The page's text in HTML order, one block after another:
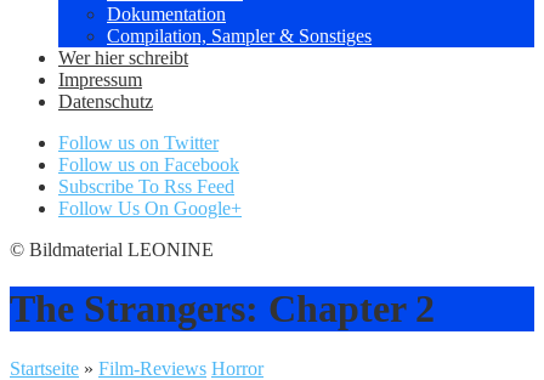
Dokumentation
Compilation, Sampler & Sonstiges
Wer hier schreibt
Impressum
Datenschutz
Follow us on Twitter
Follow us on Facebook
Subscribe To Rss Feed
Follow Us On Google+
© Bildmaterial LEONINE
The Strangers: Chapter 2
Startseite » Film-Reviews Horror